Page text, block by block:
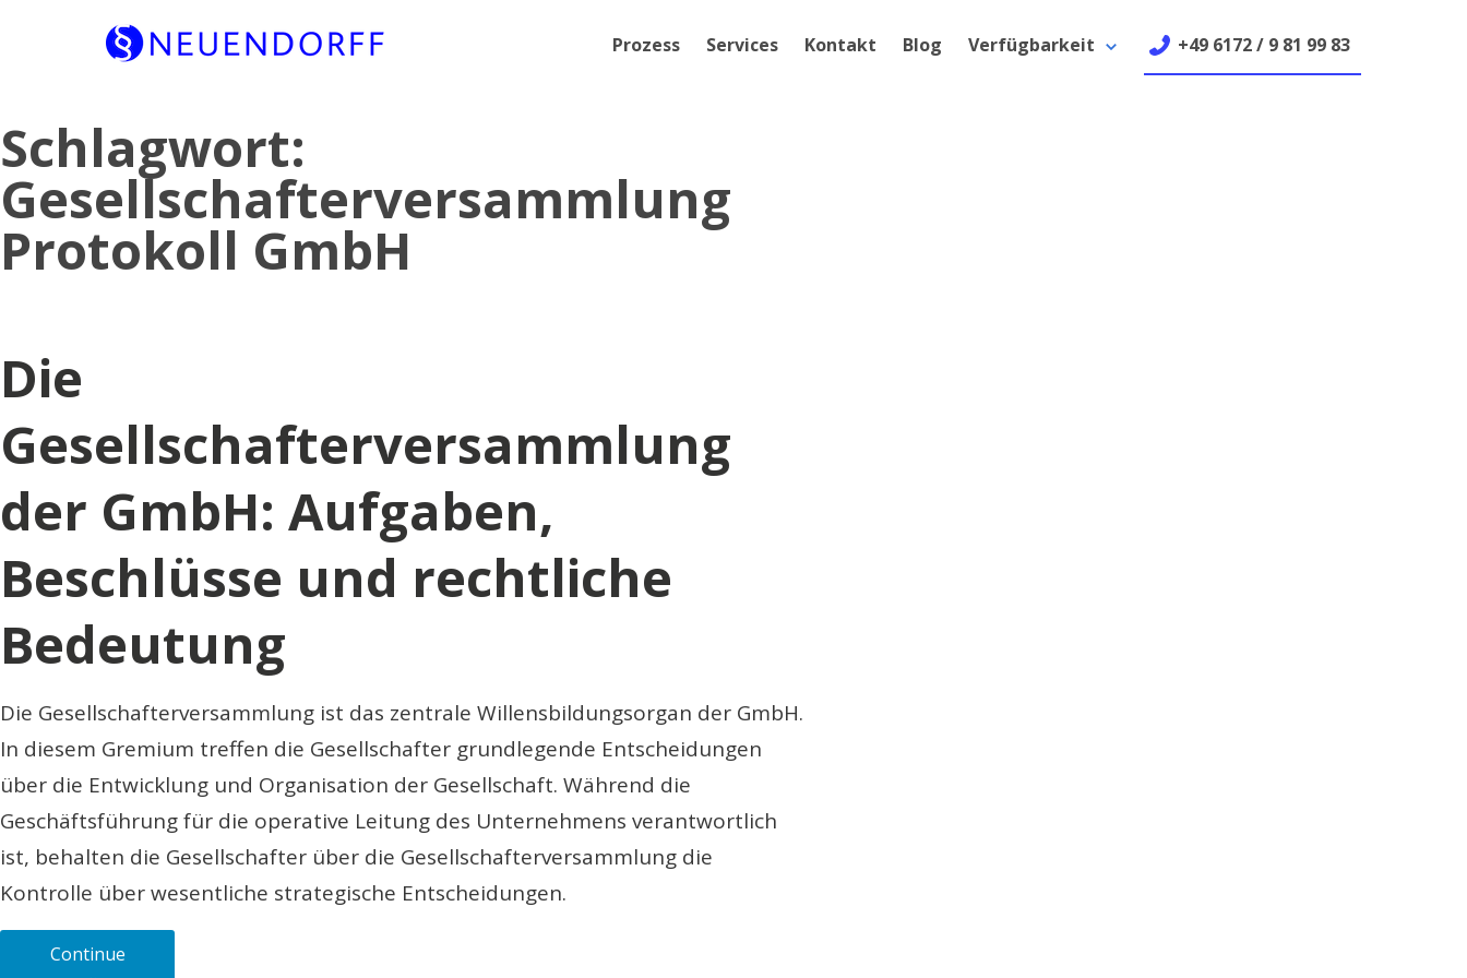
to
content
Prozess Services Kontakt Blog Verfügbarkeit +49 6172 / 9 81 99 83
Schlagwort:
Gesellschafterversammlung
Protokoll GmbH
Die
Gesellschafterversammlung
der GmbH: Aufgaben,
Beschlüsse und rechtliche
Bedeutung
Die Gesellschafterversammlung ist das zentrale Willensbildungsorgan der GmbH.
In diesem Gremium treffen die Gesellschafter grundlegende Entscheidungen
über die Entwicklung und Organisation der Gesellschaft. Während die
Geschäftsführung für die operative Leitung des Unternehmens verantwortlich
ist, behalten die Gesellschafter über die Gesellschafterversammlung die
Kontrolle über wesentliche strategische Entscheidungen.
Continue